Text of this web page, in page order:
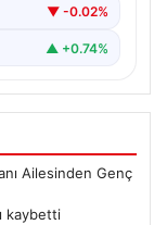
▼ -0.02%
▲ +0.74%
Ailesinden Genç
kaybetti